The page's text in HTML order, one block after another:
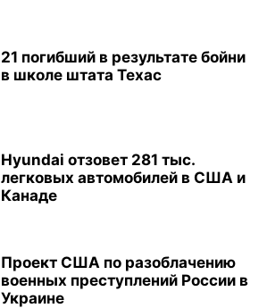
21 погибший в результате бойни
в школе штата Техас
Hyundai отзовет 281 тыс.
легковых автомобилей в США и
Канаде
Проект США по разоблачению
военных преступлений России в
Украине